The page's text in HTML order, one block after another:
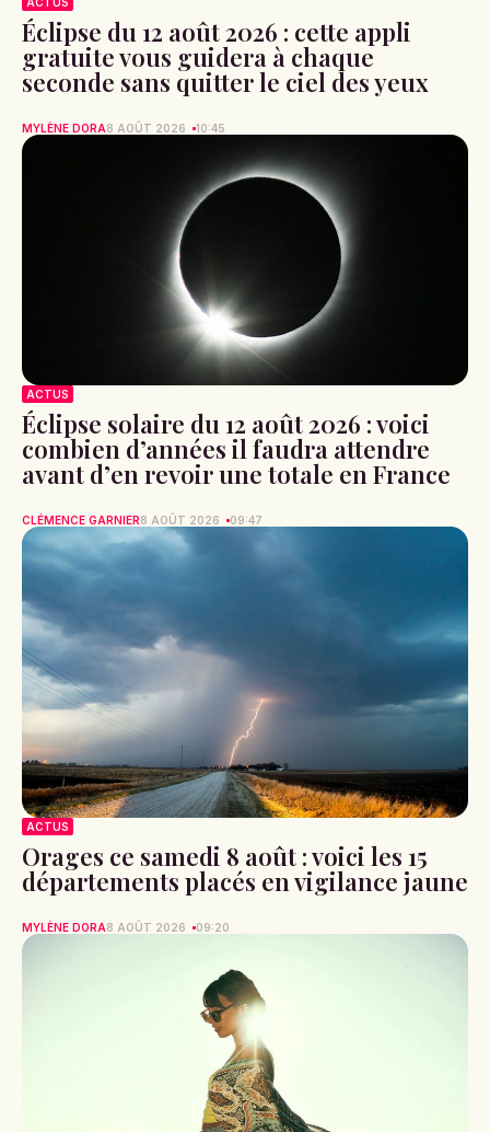
Éclipse du 12 août 2026 : cette appli
gratuite vous guidera à chaque
seconde sans quitter le ciel des yeux
MYLÈNE DORA8 AOÛT 2026 10:45
ACTUS
Éclipse solaire du 12 août 2026 : voici
combien d’années il faudra attendre
avant d’en revoir une totale en France
CLÉMENCE GARNIER8 AOÛT 2026 09:47
ACTUS
Orages ce samedi 8 août : voici les 15
départements placés en vigilance jaune
MYLÈNE DORA8 AOÛT 2026 09:20